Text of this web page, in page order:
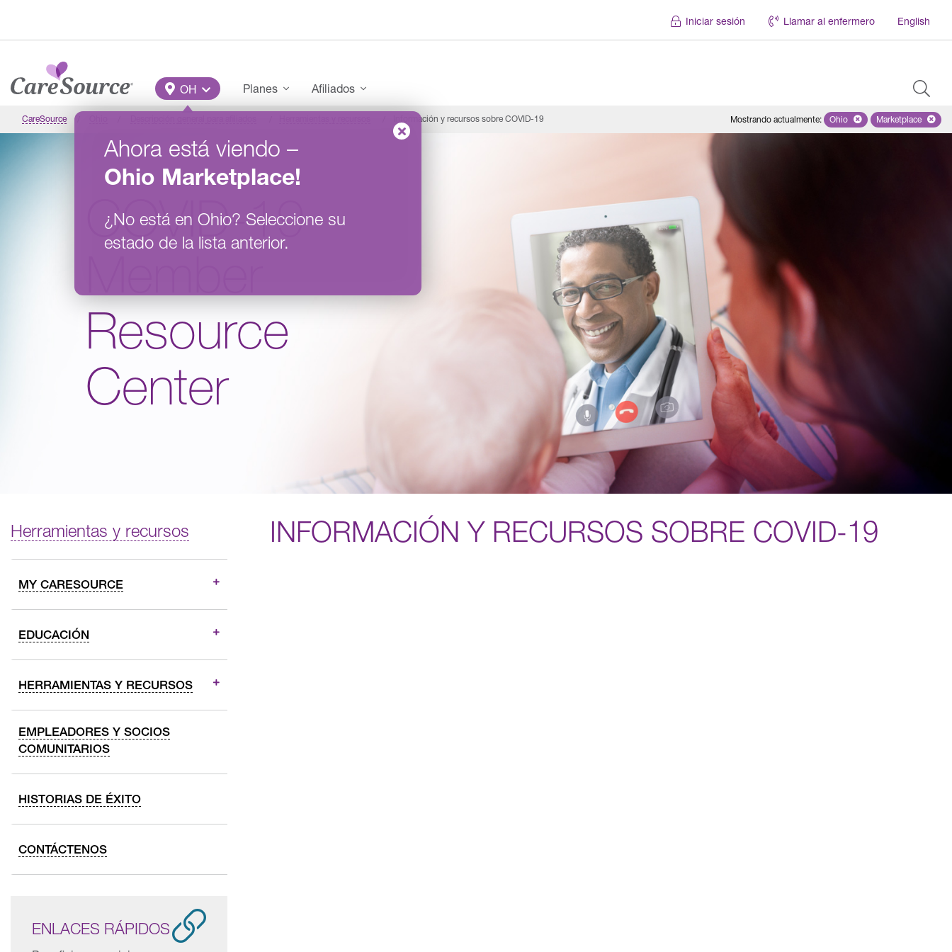
Iniciar sesión Llamar al enfermero English
Main Menu
OH
Ahora está viendo –
Ohio Marketplace!
¿No está en Ohio? Seleccione su
estado de la lista anterior.
Planes Afiliados
CareSource Información y recursos sobre COVID-19 Mostrando actualmente: Remove selected state 'Ohio'
Ohio Remove
Marketplace
COVID-19
Resource
Center
Herramientas y recursos
MY CARESOURCE
EDUCACIÓN
HERRAMIENTAS Y RECURSOS
EMPLEADORES Y SOCIOS
COMUNITARIOS
HISTORIAS DE ÉXITO
CONTÁCTENOS
ENLACES RÁPIDOS
INFORMACIÓN Y RECURSOS SOBRE COVID-19